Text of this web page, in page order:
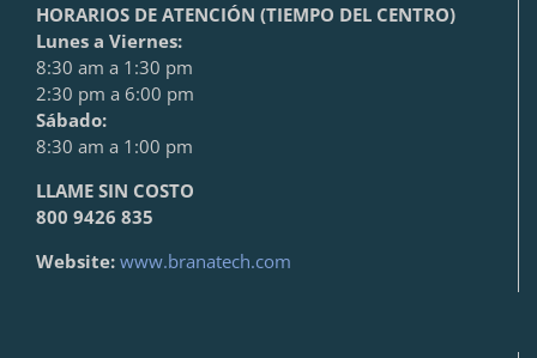
HORARIOS DE ATENCIÓN (TIEMPO DEL CENTRO)
Lunes a Viernes:
8:30 am a 1:30 pm
2:30 pm a 6:00 pm
Sábado:
8:30 am a 1:00 pm
LLAME SIN COSTO
800 9426 835
Website: www.branatech.com